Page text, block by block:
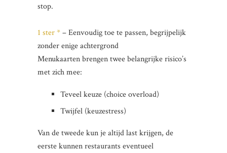
stop.
1 ster *– Eenvoudig toe te passen, begrijpelijk
zonder enige achtergrond
Menukaarten brengen twee belangrijke risico’s
met zich mee:
Teveel keuze (choice overload)
Twijfel (keuzestress)
Van de tweede kun je altijd last krijgen, de
eerste kunnen restaurants eventueel